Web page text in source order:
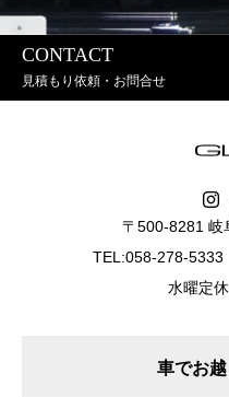
CONTACT
見積もり依頼・お問合せ
〒500-8281 岐
TEL:058-278-
水曜定
車でお